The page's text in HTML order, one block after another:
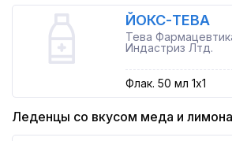
ЙОКС-ТЕВА
Тева
Индастриз Лтд.
Флак. 50 мл 1x1
Леденцы со вкусом меда и лимона